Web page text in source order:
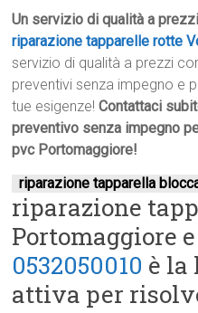
Un servizio di qualità a
riparazione tapparelle rotte
servizio di qualità a prezzi
preventivi senza impegno e
tue esigenze!Contattaci
preventivo senza impegno
pvc Portomaggiore!
riparazione tapparella
riparazione
Portomaggiore
0532050010 è la
attiva per